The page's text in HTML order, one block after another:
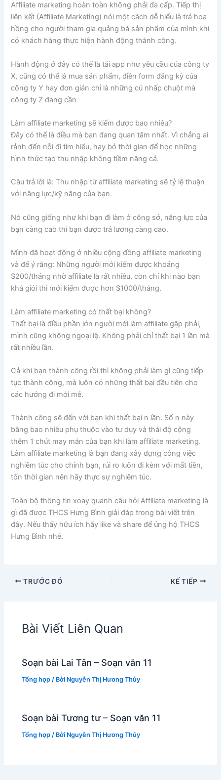
Affiliate marketing hoàn toàn không phải đa cấp. Tiếp thị
liên kết (Affiliate Marketing) nói một cách dễ hiểu là trả hoa
hồng cho người tham gia quảng bá sản phẩm của mình khi
có khách hàng thực hiện hành động thành công.
Hành động ở đây có thể là tải app như yêu cầu của công ty
X, cũng có thể là mua sản phẩm, điền form đăng kỳ của
công ty Y hay đơn giản chỉ là những cú nhấp chuột mà
công ty Z đang cần
Làm affiliate marketing sẽ kiếm được bao nhiêu?
Đây có thể là điều mà bạn đang quan tâm nhất. Vì chẳng ai
rảnh đến nỗi đi tìm hiểu, hay bỏ thời gian để học những
hình thức tạo thu nhập không tiềm năng cả.
Câu trả lời là: Thu nhập từ affiliate marketing sẽ tỷ lệ thuận
với năng lực/kỹ năng của bạn.
Nó cũng giống như khi bạn đi làm ở công sở, năng lực của
bạn càng cao thì bạn được trả lương càng cao.
Mình đã hoạt động ở nhiều cộng đồng affiliate marketing
và để ý rằng: Những người mới kiếm được khoảng
$200/tháng nhờ affiliate là rất nhiều, còn chỉ khi nào bạn
khá giỏi thì mới kiếm được hơn $1000/tháng.
Làm affiliate marketing có thất bại không?
Thất bại là điều phần lớn người mới làm affiliate gặp phải,
mình cũng không ngoại lệ. Không phải chỉ thất bại 1 lần mà
rất nhiều lần.
Cả khi bạn thành công rồi thì không phải làm gì cũng tiếp
tục thành công, mà luôn có những thất bại đầu tiên cho
các hướng đi mới mẻ.
Thành công sẽ đến với bạn khi thất bại n lần. Số n này
bằng bao nhiêu phụ thuộc vào tư duy và thái độ cộng
thêm 1 chút may mắn của bạn khi làm affiliate marketing.
Làm affiliate marketing là bạn đang xây dựng công việc
nghiêm túc cho chính bạn, rủi ro luôn đi kèm với mất tiền,
tốn thời gian nên hãy thực sự nghiêm túc.
Toàn bộ thông tin xoay quanh câu hỏi Affiliate marketing là
gì đã được THCS Hưng Bình giải đáp trong bài viết trên
đây. Nếu thấy hữu ích hãy like và share để ủng hộ THCS
Hưng Bình nhé.
TRƯỚC ĐÓ KẾ TIẾP
Bài Viết Liên Quan
Soạn bài Lai Tân – Soạn văn 11
Tổng hợp / Bởi Nguyễn Thị Hương Thủy
Soạn bài Tương tư – Soạn văn 11
Tổng hợp / Bởi Nguyễn Thị Hương Thủy